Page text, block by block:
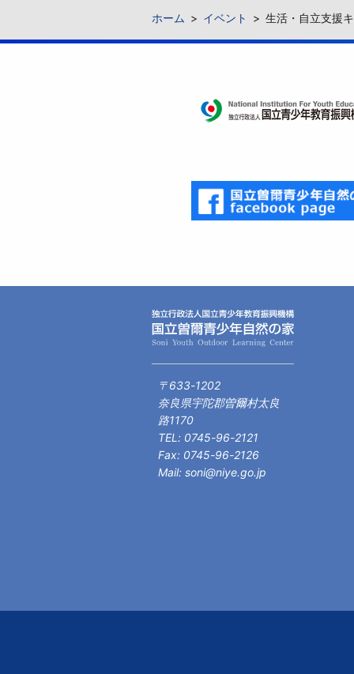
ホーム イベント 生活・自立支援
〒633-1202
奈良県宇陀郡曽爾村太良
路1170
TEL: 0745-96-2121
Fax: 0745-96-2126
Mail: soni@niye.go.jp